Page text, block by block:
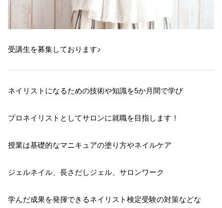
受講生を募集しております♪
ネイリストになるための技術や知識を5か月間で学び
プロネイリストとしてサロンに就職を目指します！
授業は基礎的なマニキュアの塗り方やネイルケア
ジェルネイル、長さだしジェル、サロンワーク
学んだ成果を発揮できるネイリスト検定受験の対策などな